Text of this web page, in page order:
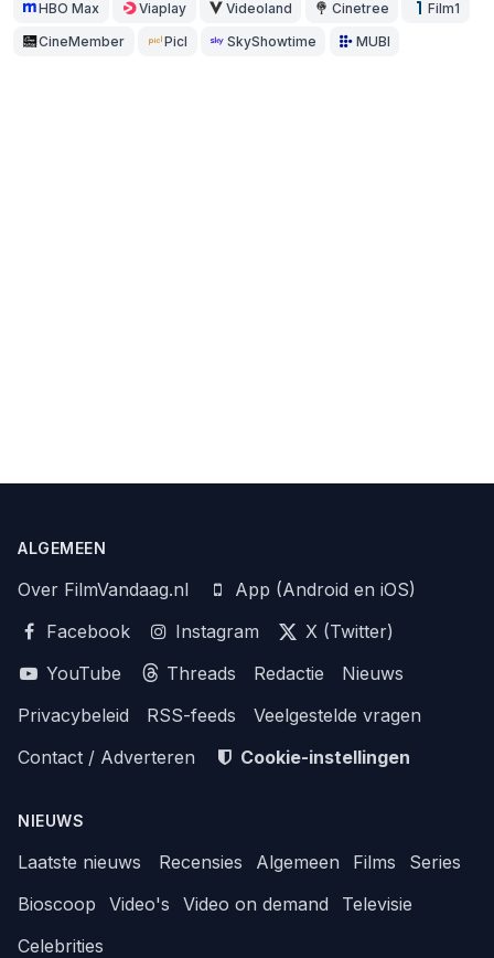
HBO Max Viaplay Videoland Cinetree Film1
CineMember Picl SkyShowtime MUBI
ALGEMEEN
Over FilmVandaag.nl
App (Android en iOS)
Facebook
Instagram
X (Twitter)
YouTube
Threads Redactie
Nieuws
Privacybeleid
RSS-feeds
Veelgestelde vragen
Contact / Adverteren
Cookie-instellingen
NIEUWS
Laatste nieuws Recensies Algemeen Films
Series
Bioscoop
Video's Video on demand
Televisie
Celebrities